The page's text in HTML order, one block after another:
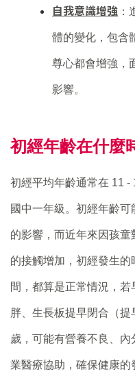
自我意識增強
體的變化，包含
尊心都會增強，
影響。
初經年齡在什麼
初經平均年齡通常在 11
國中一年級。初經年齡
的影響，而近年來因孩童
的接觸增加，初經發生的
間，都算是正常情況，
胖、生長板提早閉合（
歲，可能有營養不良、
業醫療協助，確保健康的